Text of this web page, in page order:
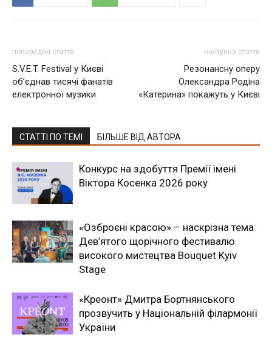
попередня стаття
S.V.E.T. Festival у Києві
об’єднав тисячі фанатів
електронної музики
наступна стаття
Резонансну оперу
Олександра Родіна
«Катерина» покажуть у Києві
СТАТТІ ПО ТЕМІ БІЛЬШЕ ВІД АВТОРА
Конкурс на здобуття Премії імені
Віктора Косенка 2026 року
«Озброєні красою» – наскрізна тема
Дев’ятого щорічного фестивалю
високого мистецтва Bouquet Kyiv
Stage
«Креонт» Дмитра Бортнянського
прозвучить у Національній філармонії
України